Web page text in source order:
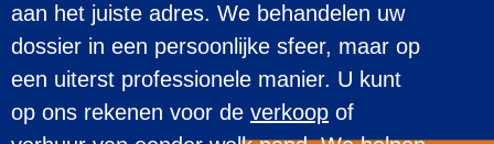
aan het juiste adres. We behandelen uw
dossier in een persoonlijke sfeer, maar op
een uiterst professionele manier. U kunt
op ons rekenen voor de verkoop of